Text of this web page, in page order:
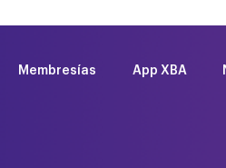
Membresías App XBA